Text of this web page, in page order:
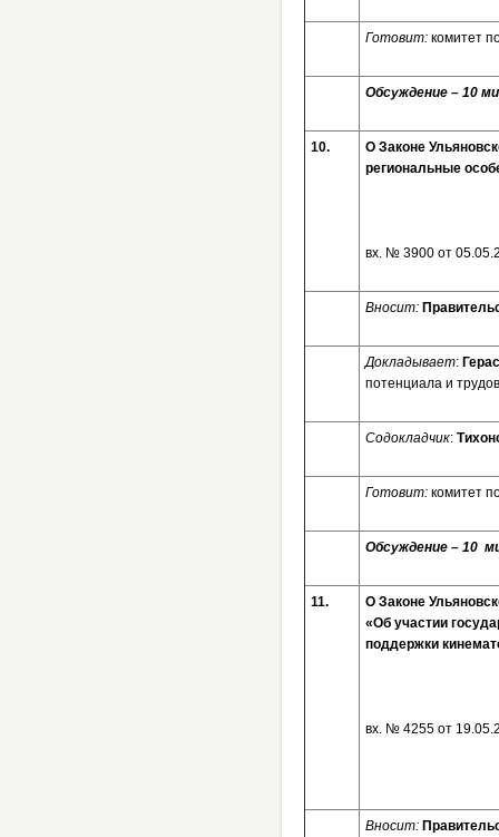
Готовит: комитет
Обсуждение – 10
10.
О Законе
региональные
вх. №
Вносит:
Докладывает:
потенциала и
Содокладчик:
Готовит: комитет
Обсуждение – 10
11.
О Законе
«Об участии
поддержки
вх. №
Вносит: